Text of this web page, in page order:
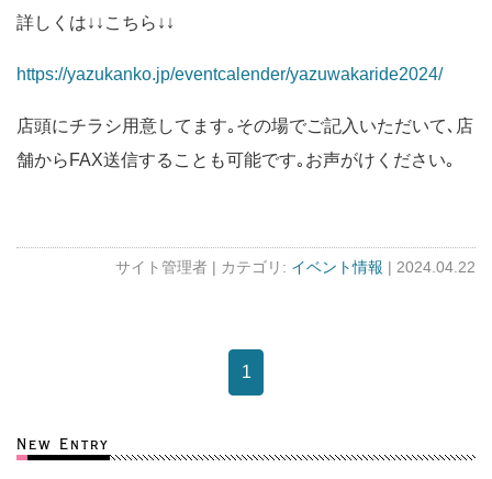
詳しくは↓↓こちら↓↓
https://yazukanko.jp/eventcalender/yazuwakaride2024/
店頭にチラシ用意してます｡その場でご記入いただいて､店
舗からFAX送信することも可能です｡お声がけください｡
サイト管理者 | カテゴリ: イベント情報 | 2024.04.22
1
New Entry